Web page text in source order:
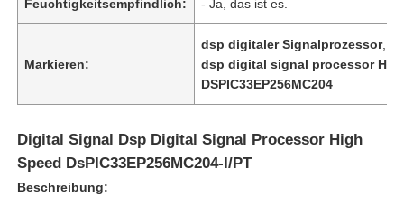
Feuchtigkeitsempfindlich: - Ja, das ist es.
Markieren:
dsp digitaler Signalprozessor,
dsp digital signal processor
DSPIC33EP256MC204
Digital Signal Dsp Digital Signal Processor High
Speed DsPIC33EP256MC204-I/PT
Beschreibung: